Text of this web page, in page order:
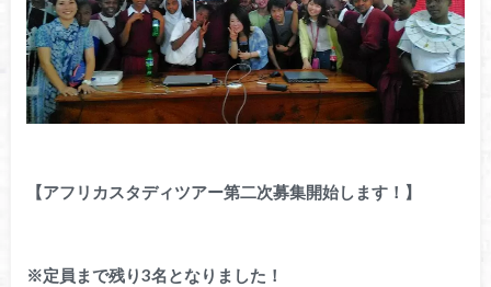
【アフリカスタディツアー第二次募集開始します！】
※定員まで残り3名となりました！